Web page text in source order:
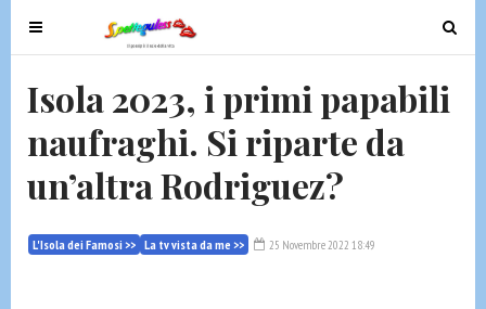
T
o
e
n
v
i
T
o
g
Isola 2023, i primi papabili
naufraghi. Si riparte da
un’altra Rodriguez?
L'Isola dei Famosi >> La tv vista da me >> 25 Novembre 2022 18:49